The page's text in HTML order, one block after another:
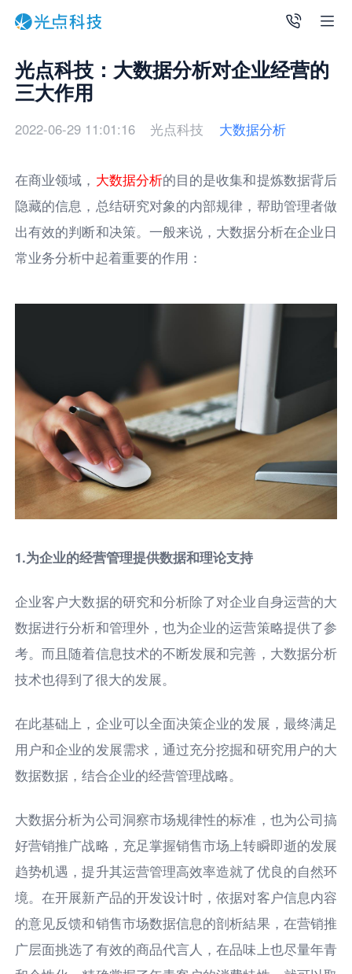
光点科技：大数据分析对企业经营的
三大作用
2022-06-29 11:01:16 光点科技 大数据分析
在商业领域， 大数据分析的目的是收集和提炼数据背后
隐藏的信息，总结研究对象的内部规律，帮助管理者做
出有效的判断和决策。一般来说，大数据分析在企业日
常业务分析中起着重要的作用：
1.为企业的经营管理提供数据和理论支持
企业客户大数据的研究和分析除了对企业自身运营的大
数据进行分析和管理外，也为企业的运营策略提供了参
考。而且随着信息技术的不断发展和完善，大数据分析
技术也得到了很大的发展。
在此基础上，企业可以全面决策企业的发展，最终满足
用户和企业的发展需求，通过充分挖掘和研究用户的大
数据数据，结合企业的经营管理战略。
大数据分析为公司洞察市场规律性的标准，也为公司搞
好营销推广战略，充足掌握销售市场上转瞬即逝的发展
趋势机遇，提升其运营管理高效率造就了优良的自然环
境。在开展新产品的开发设计时，依据对客户信息内容
的意见反馈和销售市场数据信息的剖析結果，在营销推
广层面挑选了有效的商品代言人，在品味上也尽量年青